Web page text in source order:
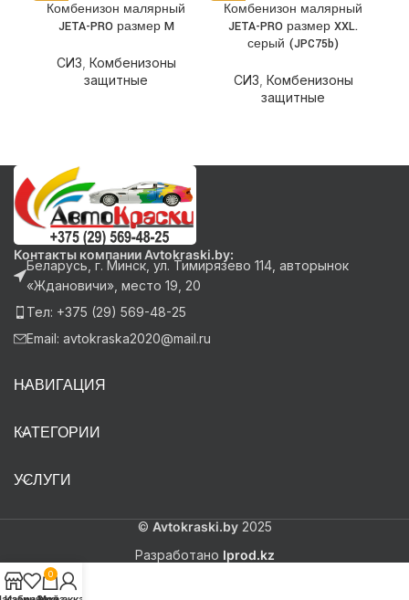
Комбенизон малярный
JETA-PRO размер M
СИЗ Комбенизоны
защитные
Комбенизон малярный
JETA-PRO размер XXL.
серый (JPC75b)
СИЗ Комбенизоны
защитные
Контакты компании Avtokraski.by:
Беларусь, г. Минск, ул. Тимирязево 114, авторынок
«Ждановичи», место 19, 20
Тел: +375 (29) 569-48-25
Email: avtokraska2020@mail.ru
НАВИГАЦИЯ
КАТЕГОРИИ
УСЛУГИ
© Avtokraski.by2025
Разработано Iprod.kz
0